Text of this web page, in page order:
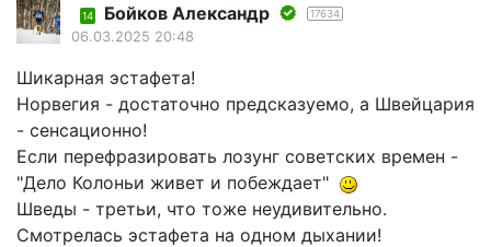
14 Бойков Александр 17634
06.03.2025 20:48
Шикарная эстафета!
Норвегия - достаточно предсказуемо, а Швейцария
- сенсационно!
Если перефразировать лозунг советских времен -
"Дело Колоньи живет и побеждает"
Шведы - третьи, что тоже неудивительно.
Смотрелась эстафета на одном дыхании!